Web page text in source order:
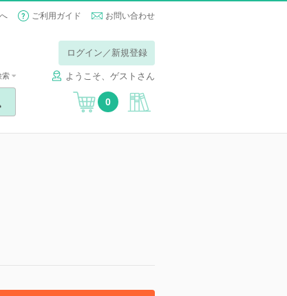
ご利用ガイド お問い合わせ
ログイン／新規登録
ようこそ、ゲストさん
索
0